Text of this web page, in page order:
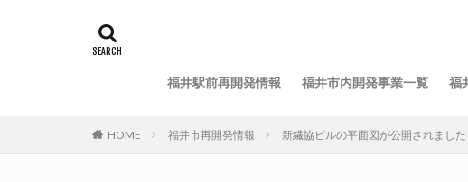
福井駅前再開発情報 福井市内開発事業一覧 福
HOME 福井市再開発情報 新繊協ビルの平面図が公開されまし